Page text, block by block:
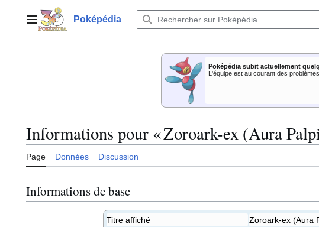
contenuMenu principalPoképédia
Poképédia subit actuellement
L'équipe est au courant des
Informations pour « Zoroark-ex (Aura
Page Données Discussion
Informations de base
Titre affiché
Zoroark-ex (Aura